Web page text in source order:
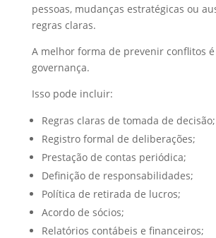
pessoas, mudanças estratégicas ou
regras claras.
A melhor forma de prevenir conflitos
governança.
Isso pode incluir:
Regras claras de tomada de decisão;
Registro formal de deliberações;
Prestação de contas periódica;
Definição de responsabilidades;
Política de retirada de lucros;
Acordo de sócios;
Relatórios contábeis e financeiros;